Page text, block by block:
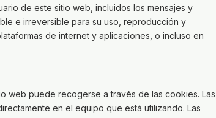
de este sitio web, incluidos los mensajes y
e irreversible para su uso, reproducción y
de internet y aplicaciones, o incluso en
web puede recogerse a través de las cookies. Las
en el equipo que está utilizando. Las